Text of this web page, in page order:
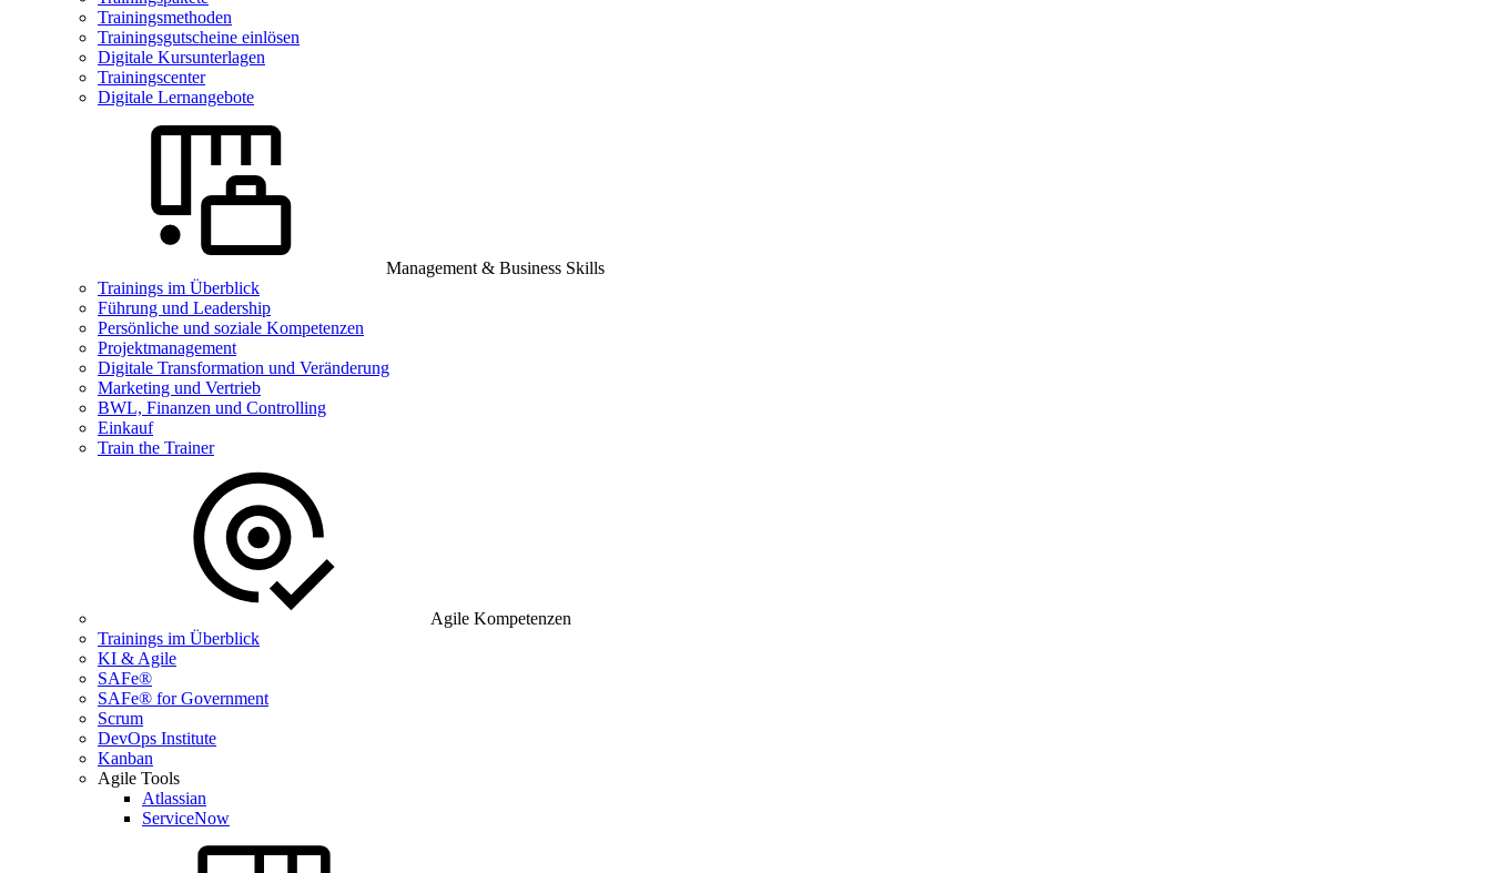
Trainingsmethoden
Trainingsgutscheine einlösen
Digitale Kursunterlagen
Trainingscenter
Digitale Lernangebote
Management & Business Skills
Trainings im Überblick
Führung und Leadership
Persönliche und soziale Kompetenzen
Projektmanagement
Digitale Transformation und Veränderung
Marketing und Vertrieb
BWL, Finanzen und Controlling
Einkauf
Train the Trainer
Agile Kompetenzen
Trainings im Überblick
KI & Agile
SAFe®
SAFe® for Government
Scrum
DevOps Institute
Kanban
Agile Tools
Atlassian
ServiceNow